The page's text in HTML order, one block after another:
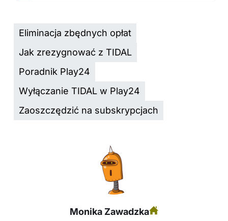
Eliminacja zbędnych opłat
Jak zrezygnować z TIDAL
Poradnik Play24
Wyłączanie TIDAL w Play24
Zaoszczędzić na subskrypcjach
Monika Zawadzka